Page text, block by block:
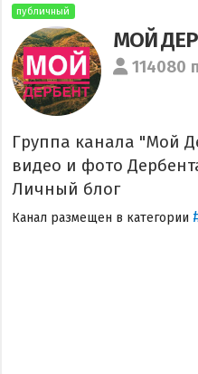
публичный
МОЙ
114080
Группа канала "Мой
видео и фото
Личный блог
Канал размещен в категории